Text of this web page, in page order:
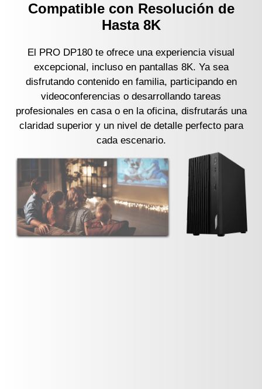
Compatible con Resolución de
Hasta 8K
El PRO DP180 te ofrece una experiencia visual
excepcional, incluso en pantallas 8K. Ya sea
disfrutando contenido en familia, participando en
videoconferencias o desarrollando tareas
profesionales en casa o en la oficina, disfrutarás una
claridad superior y un nivel de detalle perfecto para
cada escenario.